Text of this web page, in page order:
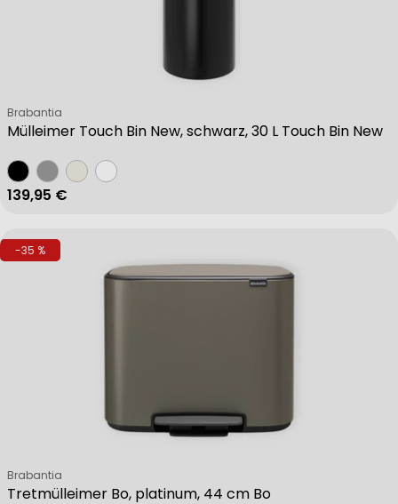
Mülleimer Touch Bin New, schwarz, 30 L Touch Bin New
Verkäufer:
Brabantia
Regulärer Preis
139,95 €
-35 %
Tretmülleimer Bo, platinum, 44 cm Bo
Verkäufer:
Brabantia